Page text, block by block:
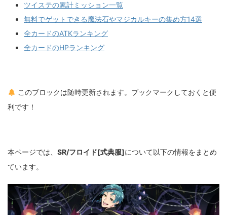
ツイステの累計ミッション一覧
無料でゲットできる魔法石やマジカルキーの集め方14選
全カードのATKランキング
全カードのHPランキング
このブロックは随時更新されます。ブックマークしておくと便
利です！
本ページでは、 SR/フロイド[式典服]について以下の情報をまとめ
ています。